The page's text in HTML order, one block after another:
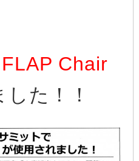
Chair
た！！